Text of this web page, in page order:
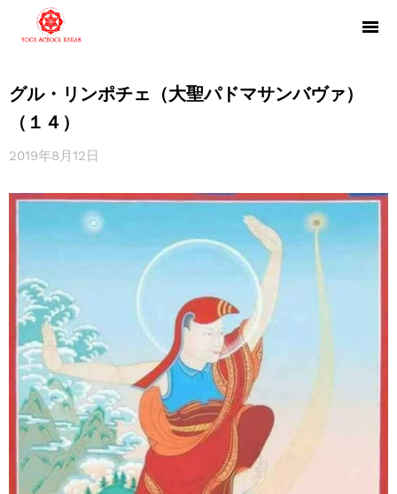
グル・リンポチェ（大聖パドマサンバヴァ）
（１４）
2019年8月12日